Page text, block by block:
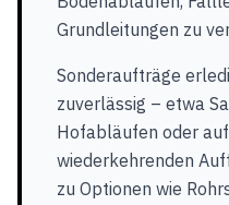
Grundleitungen zu
Sonderaufträge
zuverlässig – etwa
Hofabläufen oder
wiederkehrenden
zu Optionen wie